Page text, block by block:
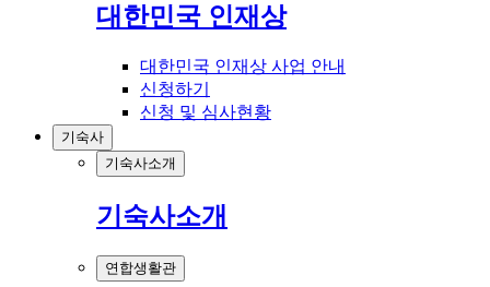
대한민국 인재상
대한민국 인재상 사업 안내
신청하기
신청 및 심사현황
기숙사
기숙사소개
기숙사소개
연합생활관